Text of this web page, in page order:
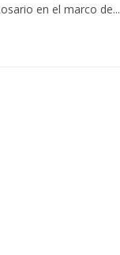
en el marco de...